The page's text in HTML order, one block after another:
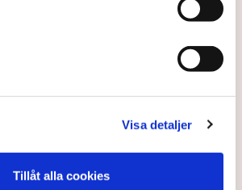
Visa detaljer
Tillåt alla cookies
konsekvenser
huvudstaden Brasilia underblåser